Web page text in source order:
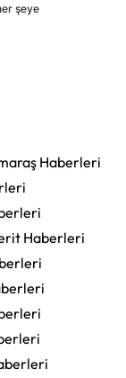
şeye
Haberleri
Haberleri